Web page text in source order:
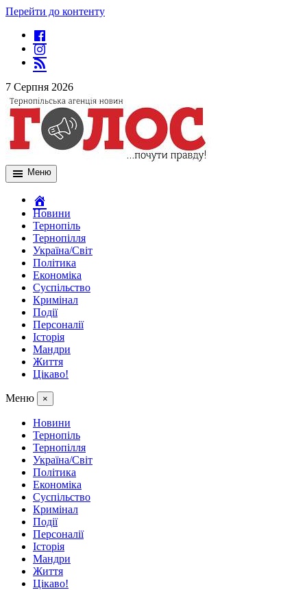
Перейти до контенту
7 Серпня 2026
Меню
Новини
Тернопіль
Тернопілля
Україна/Світ
Політика
Економіка
Суспільство
Кримінал
Події
Персоналії
Історія
Мандри
Життя
Цікаво!
Меню ×
Новини
Тернопіль
Тернопілля
Україна/Світ
Політика
Економіка
Суспільство
Кримінал
Події
Персоналії
Історія
Мандри
Життя
Цікаво!